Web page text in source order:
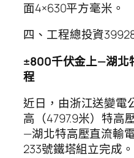
面4×630平方毫米。
四、工程總投資
±800千伏金上—湖北
程
近日，由浙江送變電
高（4797.9米）特
—湖北特高壓直流輸
233號鐵塔組立完成。